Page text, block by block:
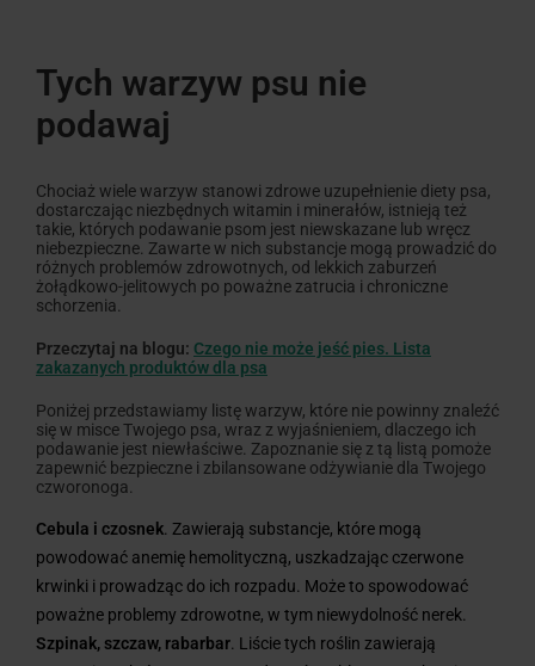
Tych warzyw psu nie
podawaj
Chociaż wiele warzyw stanowi zdrowe uzupełnienie diety psa,
dostarczając niezbędnych witamin i minerałów, istnieją też
takie, których podawanie psom jest niewskazane lub wręcz
niebezpieczne. Zawarte w nich substancje mogą prowadzić do
różnych problemów zdrowotnych, od lekkich zaburzeń
żołądkowo-jelitowych po poważne zatrucia i chroniczne
schorzenia.
Przeczytaj na blogu: Czego nie może jeść pies. Lista
zakazanych produktów dla psa
Poniżej przedstawiamy listę warzyw, które nie powinny znaleźć
się w misce Twojego psa, wraz z wyjaśnieniem, dlaczego ich
podawanie jest niewłaściwe. Zapoznanie się z tą listą pomoże
zapewnić bezpieczne i zbilansowane odżywianie dla Twojego
czworonoga.
Cebula i czosnek. Zawierają substancje, które mogą
powodować anemię hemolityczną, uszkadzając czerwone
krwinki i prowadząc do ich rozpadu. Może to spowodować
poważne problemy zdrowotne, w tym niewydolność nerek.
Szpinak, szczaw, rabarbar. Liście tych roślin zawierają